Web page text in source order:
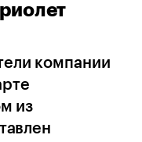
компании
из